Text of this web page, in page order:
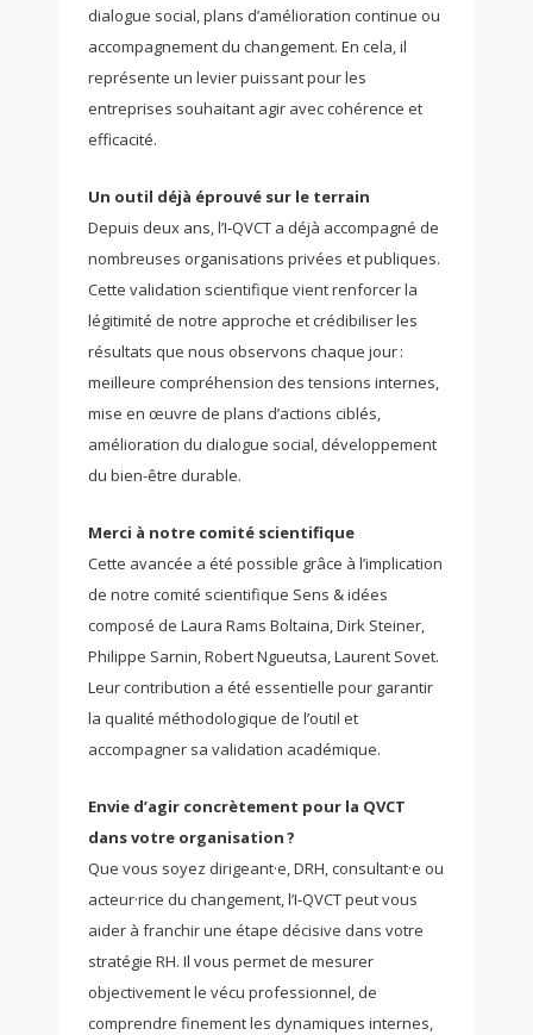
dialogue social, plans d’amélioration continue ou
accompagnement du changement. En cela, il
représente un levier puissant pour les
entreprises souhaitant agir avec cohérence et
efficacité.
Un outil déjà éprouvé sur le terrain
Depuis deux ans, l’I‑QVCT a déjà accompagné de
nombreuses organisations privées et publiques.
Cette validation scientifique vient renforcer la
légitimité de notre approche et crédibiliser les
résultats que nous observons chaque jour :
meilleure compréhension des tensions internes,
mise en œuvre de plans d’actions ciblés,
amélioration du dialogue social, développement
du bien-être durable.
Merci à notre comité scientifique
Cette avancée a été possible grâce à l’implication
de notre comité scientifique Sens & idées
composé de Laura Rams Boltaina, Dirk Steiner,
Philippe Sarnin, Robert Ngueutsa, Laurent Sovet.
Leur contribution a été essentielle pour garantir
la qualité méthodologique de l’outil et
accompagner sa validation académique.
Envie d’agir concrètement pour la QVCT
dans votre organisation ?
Que vous soyez dirigeant·e, DRH, consultant·e ou
acteur·rice du changement, l’I‑QVCT peut vous
aider à franchir une étape décisive dans votre
stratégie RH. Il vous permet de mesurer
objectivement le vécu professionnel, de
comprendre finement les dynamiques internes,